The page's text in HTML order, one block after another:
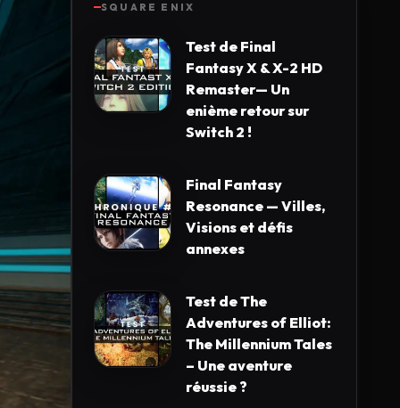
SQUARE ENIX
Test de Final
Fantasy X & X-2 HD
Remaster— Un
enième retour sur
Switch 2 !
Final Fantasy
Resonance — Villes,
Visions et défis
annexes
Test de The
Adventures of Elliot:
The Millennium Tales
– Une aventure
réussie ?